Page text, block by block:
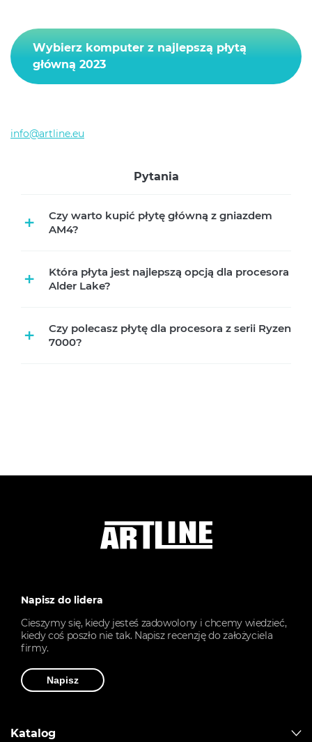
Wybierz komputer z najlepszą płytą
główną 2023
info@artline.eu
Pytania
+
Czy warto kupić płytę główną z gniazdem
AM4?
+
Która płyta jest najlepszą opcją dla procesora
Alder Lake?
+
Czy polecasz płytę dla procesora z serii Ryzen
7000?
Napisz do lidera
Cieszymy się, kiedy jesteś zadowolony i chcemy wiedzieć,
kiedy coś poszło nie tak. Napisz recenzję do założyciela
firmy.
Napisz
Katalog